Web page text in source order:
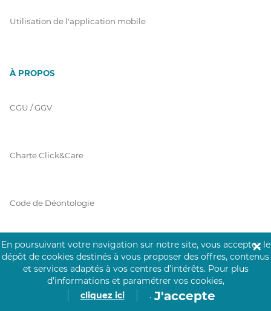
Utilisation de l'application mobile
À PROPOS
CGU / GGV
Charte Click&Care
Code de Déontologie
Mentions Légales
Prérequis Click&Care
En poursuivant votre navigation sur notre site, vous acceptez le
dépôt de cookies destinés à vous proposer des offres, contenus
et services adaptés à vos centres d’intérêts. Pour plus
d’informations et paramétrer vos cookies,
cliquez ici
. J'accepte
✕